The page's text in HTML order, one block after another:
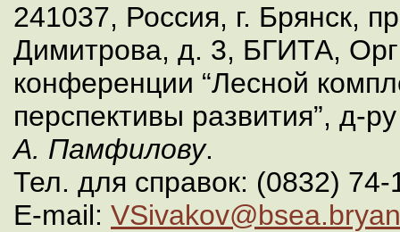
241037, Россия, г. Брянск,
Димитрова, д. 3, БГИТА,
конференции “Лесной
перспективы развития”, д-
А. Памфилову.
Тел. для справок: (0832) 74-
E-mail: